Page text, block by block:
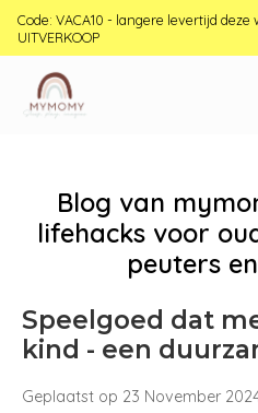
Code: VACA10 - langere levertijd deze
UITVERKOOP
Blog van
lifehacks voor
peuters
Speelgoed dat
kind - een
Geplaatst op 23 November